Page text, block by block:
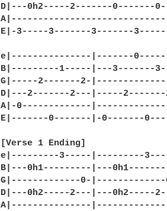
D|---0h2-----2-------
E|-3-----3-------3-------
e|---------------|-------
B|---------1-----|---3-------
G|-----2-------2-|---------------
D|---2-------2---|-----
A|-0-------------
E|-------0-------|-0-------
[Verse 1 Ending]
e|---------3-----|---------
B|---0h1---------|---
G|-------------0-
D|---0h2-----2---|---0h2-----
A|---------------